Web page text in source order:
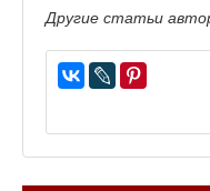
Другие статьи